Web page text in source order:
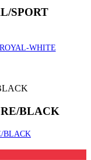
SPORT
WHITE
BLACK
BLACK